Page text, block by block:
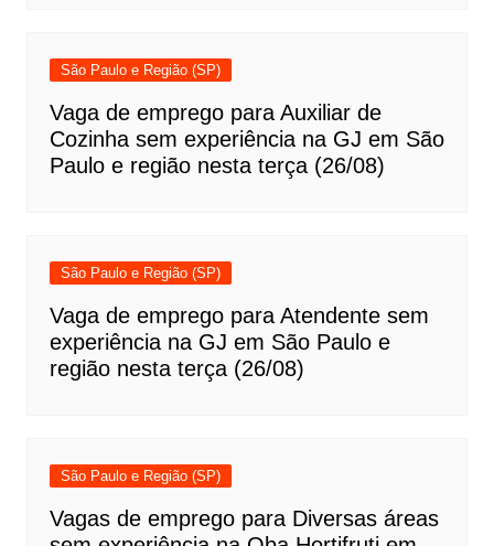
São Paulo e Região (SP)
Vaga de emprego para Auxiliar de
Cozinha sem experiência na GJ em São
Paulo e região nesta terça (26/08)
São Paulo e Região (SP)
Vaga de emprego para Atendente sem
experiência na GJ em São Paulo e
região nesta terça (26/08)
São Paulo e Região (SP)
Vagas de emprego para Diversas áreas